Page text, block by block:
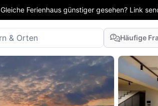
Gleiche Ferienhaus günstiger gesehen? Link
Häufige